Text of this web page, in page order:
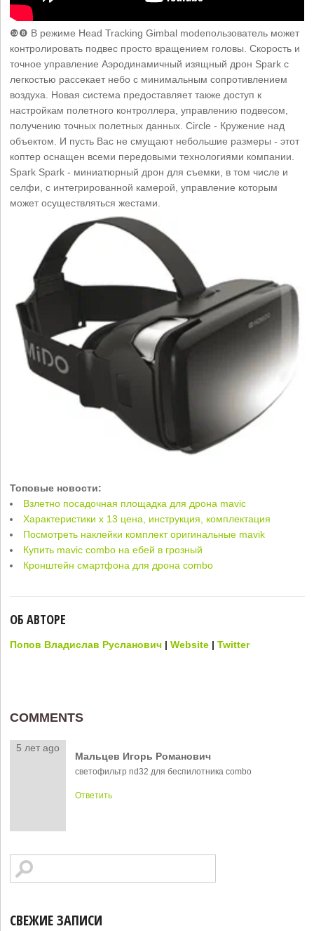
❿❽ В режиме Head Tracking Gimbal modeпользователь может
контролировать подвес просто вращением головы. Скорость и
точное управление Аэродинамичный изящный дрон Spark с
легкостью рассекает небо с минимальным сопротивлением
воздуха. Новая система предоставляет также доступ к
настройкам полетного контроллера, управлению подвесом,
получению точных полетных данных. Circle - Кружение над
объектом. И пусть Вас не смущают небольшие размеры - этот
коптер оснащен всеми передовыми технологиями компании.
Spark Spark - миниатюрный дрон для съемки, в том числе и
селфи, с интегрированной камерой, управление которым
может осуществляться жестами.
Топовые новости:
Взлетно посадочная площадка для дрона mavic
Характеристики x 13 цена, инструкция, комплектация
Посмотреть наклейки комплект оригинальные mavik
Купить mavic combo на ебей в грозный
Кронштейн смартфона для дрона combo
ОБ АВТОРЕ
Попов Владислав Русланович |Website |Twitter
COMMENTS
5 лет ago
Мальцев Игорь Романович
светофильтр nd32 для беспилотника combo
Ответить
СВЕЖИЕ ЗАПИСИ